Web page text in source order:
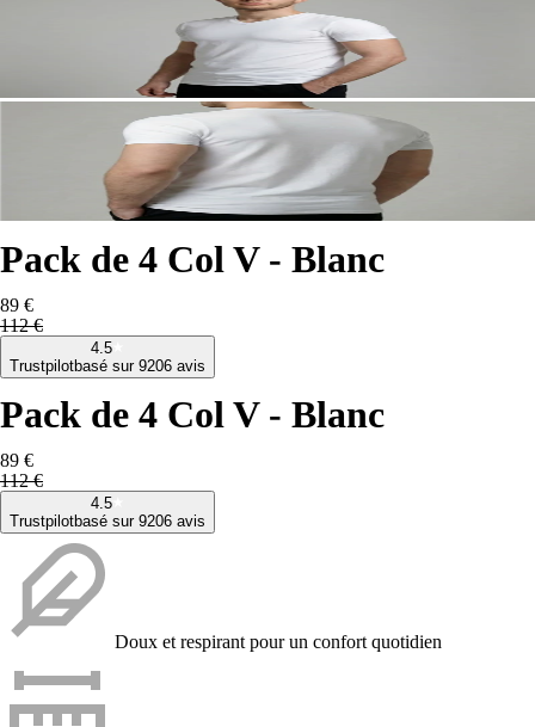
Pack de 4 Col V - Blanc
89 €
112 €
4.5
Trustpilotbasé sur 9206 avis
Pack de 4 Col V - Blanc
89 €
112 €
4.5
Trustpilotbasé sur 9206 avis
Doux et respirant pour un confort quotidien